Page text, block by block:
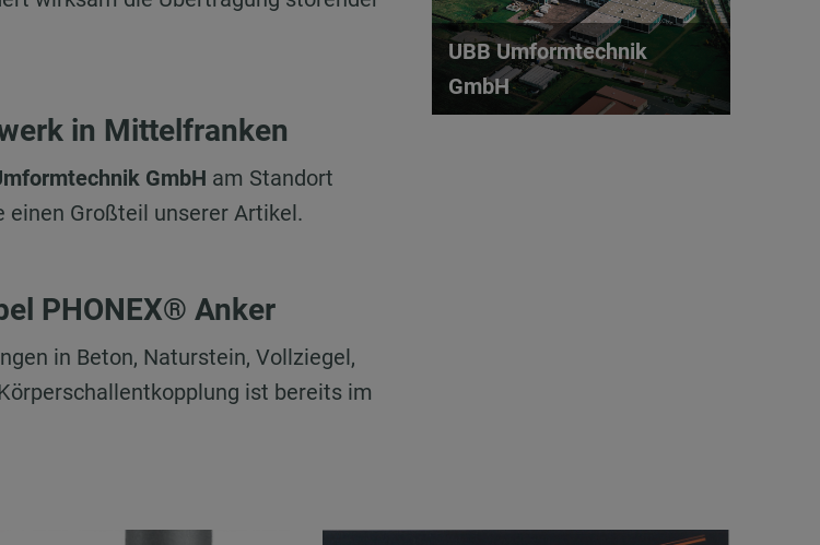
in Mittelfranken
GmbH am Standort
einen Großteil unserer Artikel.
PHONEX® Anker
in Beton, Naturstein, Vollziegel,
ist bereits im
UBB Umformtechnik
GmbH